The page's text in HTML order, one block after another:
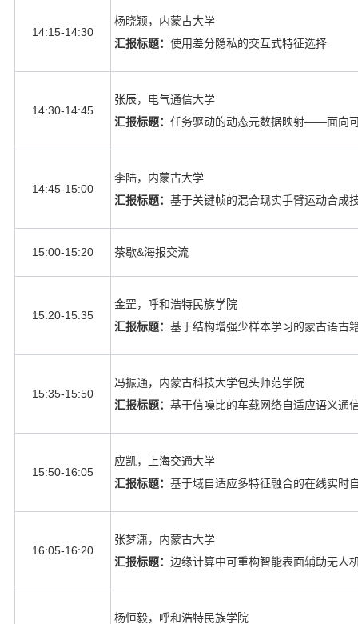
14:15-14:30
杨晓颖，内蒙古大学
汇报标题：使用差分隐私的交互式特征选择
14:30-14:45
张辰，电气通信大学
汇报标题：任务驱动的动态元数据映射——面向
14:45-15:00
李陆，内蒙古大学
汇报标题：基于关键帧的混合现实手臂运动合成
15:00-15:20 茶歇&海报交流
15:20-15:35
金罡，呼和浩特民族学院
汇报标题：基于结构增强少样本学习的蒙古语古
15:35-15:50
冯振通，内蒙古科技大学包头师范学院
汇报标题：基于信噪比的车载网络自适应语义通
15:50-16:05
应凯，上海交通大学
汇报标题：基于域自适应多特征融合的在线实时
16:05-16:20
张梦潇，内蒙古大学
汇报标题：边缘计算中可重构智能表面辅助无人
杨恒毅，呼和浩特民族学院